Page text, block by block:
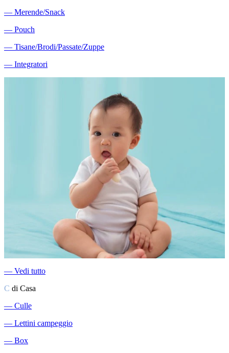
― Merende/Snack
― Pouch
― Tisane/Brodi/Passate/Zuppe
― Integratori
― Vedi tutto
C di Casa
― Culle
― Lettini campeggio
― Box